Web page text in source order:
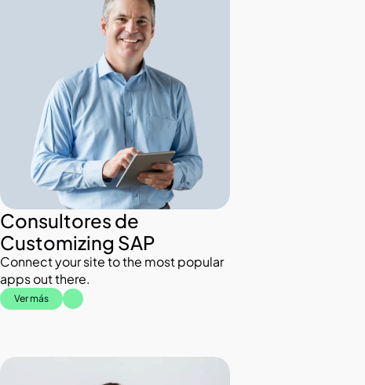
Consultores de
Customizing SAP
Connect your site to the most popular
apps out there.
Ver más